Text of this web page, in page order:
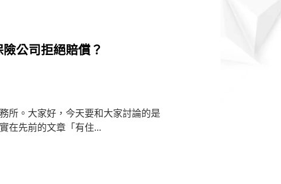
公司拒絕賠償？
所。大家好，今天要和大家討論的是
在先前的文章「有住...